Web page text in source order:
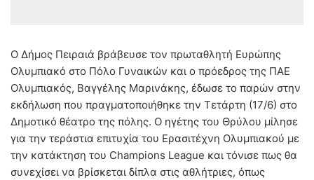
Ο Δήμος Πειραιά βράβευσε τον πρωταθλητή Ευρώπης
Ολυμπιακό στο Πόλο Γυναικών και ο πρόεδρος της ΠΑΕ
Ολυμπιακός, Βαγγέλης Μαρινάκης, έδωσε το παρών στην
εκδήλωση που πραγματοποιήθηκε την Τετάρτη (17/6) στο
Δημοτικό θέατρο της πόλης. Ο ηγέτης του Θρύλου μίλησε
για την τεράστια επιτυχία του Ερασιτέχνη Ολυμπιακού με
την κατάκτηση του Champions League και τόνισε πως θα
συνεχίσει να βρίσκεται δίπλα στις αθλήτριες, όπως